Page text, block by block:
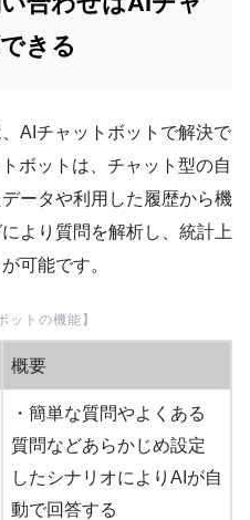
きる
AIチャットボットで解決で
ボットは、チャット型の自
ータや利用した履歴から機
より質問を解析し、統計上
可能です。
ットの機能】
概要
・簡単な質問やよくある
質問などあらかじめ設定
したシナリオによりAIが自
動で回答する